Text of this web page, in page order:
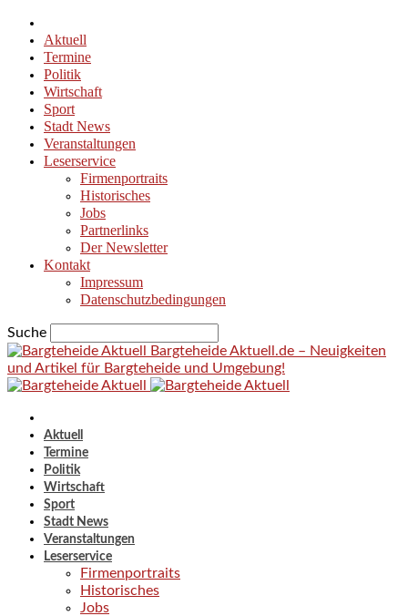
Aktuell
Termine
Politik
Wirtschaft
Sport
Stadt News
Veranstaltungen
Leserservice
Firmenportraits
Historisches
Jobs
Partnerlinks
Der Newsletter
Kontakt
Impressum
Datenschutzbedingungen
Suche
Bargteheide Aktuell.de – Neuigkeiten
und Artikel für Bargteheide und Umgebung!
Aktuell
Termine
Politik
Wirtschaft
Sport
Stadt News
Veranstaltungen
Leserservice
Firmenportraits
Historisches
Jobs